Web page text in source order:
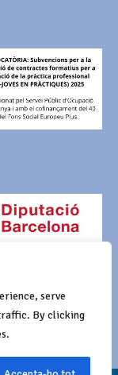
serve
By clicking